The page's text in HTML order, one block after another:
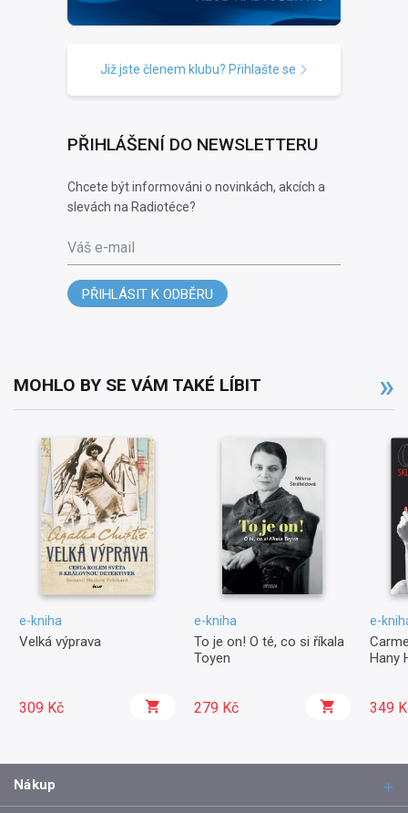
Již jste členem klubu? Přihlašte se
PŘIHLÁŠENÍ DO NEWSLETTERU
Chcete být informováni o novinkách, akcích a
slevách na Radiotéce?
Váš e-mail
PŘIHLÁSIT K ODBĚRU
MOHLO BY SE VÁM TAKÉ LÍBIT
e-kniha
Velká výprava
309 Kč
e-kniha
To je on! O té, co si říkala
Toyen
279 Kč
e-
Hany
349
Nákup